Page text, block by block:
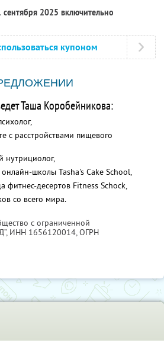
2025 включительно
купоном
Таша Коробейникова:
с расстройствами пищевого
нутрициолог,
онлайн-школы Tasha's Cake School,
фитнес-десертов Fitness Schock,
со всего мира.
с ограниченной
ИНН 1656120014, ОГРН